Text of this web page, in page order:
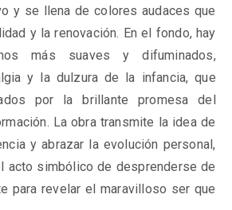
y se llena de colores audaces que
y la renovación. En el fondo, hay
más suaves y difuminados,
y la dulzura de la infancia, que
por la brillante promesa del
La obra transmite la idea de
y abrazar la evolución personal,
acto simbólico de desprenderse de
para revelar el maravilloso ser que